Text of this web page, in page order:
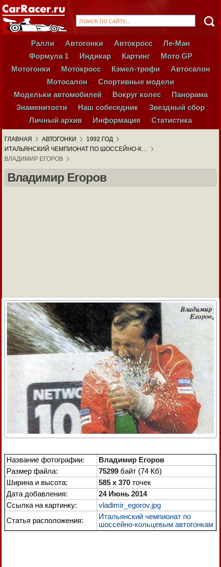
Ралли Автогонки Автокросс
Ле-Ман
Формула 1
Индикар Картинг
Мото GP
Мотогонки
Мотокросс Кэмел-трофи
Автосалон
Мотосалон
Спортивные модели
Модельки автомобилей
Вокруг колес
Панорама
Знаменитости
Наш собеседник
Звездный сбор
Личный архив
Информация Статистика
ГЛАВНАЯ АВТОГОНКИ
1992 ГОД
ИТАЛЬЯНСКИЙ ЧЕМПИОНАТ ПО ШОССЕЙНО-К…
ВЛАДИМИР ЕГОРОВ
Владимир Егоров
Название фотографии:
Владимир Егоров
Размер файла:
75299 байт (74 Кб)
Ширина и высота:
585 x 370 точек
Дата добавления:
24 Июнь 2014
Ссылка на картинку:
vladimir_egorov.jpg
Статья расположения:
Итальянский чемпионат по
шоссейно-кольцевым автогонкам